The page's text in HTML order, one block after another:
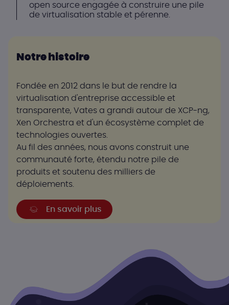
open source engagée à construire une pile
de virtualisation stable et pérenne.
Notre histoire
Fondée en 2012 dans le but de rendre la
virtualisation d'entreprise accessible et
transparente, Vates a grandi autour de XCP-ng,
Xen Orchestra et d'un écosystème complet de
technologies ouvertes.
Au fil des années, nous avons construit une
communauté forte, étendu notre pile de
produits et soutenu des milliers de
déploiements.
En savoir plus